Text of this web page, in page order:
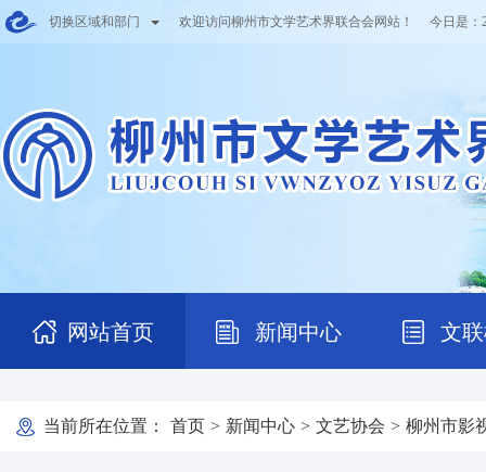
切换区域和部门 欢迎访问柳州市文学艺术界联合会网站！ 今日是：
网站首页 新闻中心 文
当前所在位置： 首页 > 新闻中心 > 文艺协会 > 柳州市影